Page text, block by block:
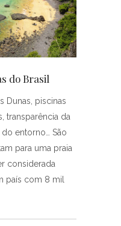
do Brasil
Dunas, piscinas
transparência da
entorno… São
para uma praia
considerada
país com 8 mil